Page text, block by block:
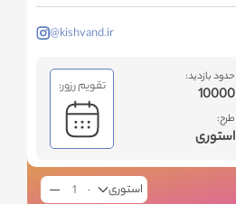
@kishvand.ir
حدود بازدید:
10000
طرح:
استوری
تقویم رزور:
استوری